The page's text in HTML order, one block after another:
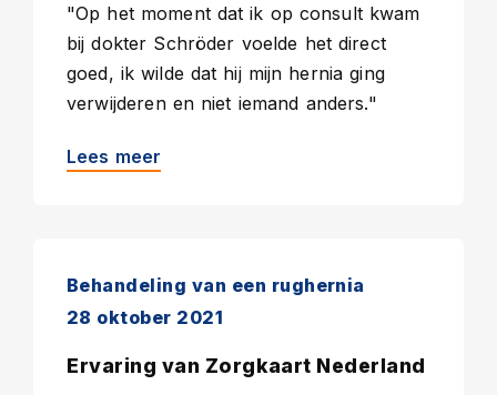
"Op het moment dat ik op consult kwam
bij dokter Schröder voelde het direct
goed, ik wilde dat hij mijn hernia ging
verwijderen en niet iemand anders."
Lees meer
Behandeling van een rughernia
28 oktober 2021
Ervaring van Zorgkaart Nederland